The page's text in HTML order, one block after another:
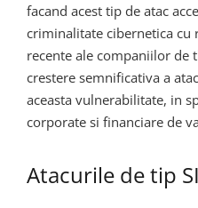
facand acest tip de atac
criminalitate cibernetica cu
recente ale companiilor de
crestere semnificativa a
aceasta vulnerabilitate, in
corporate si financiare de
Atacurile de tip